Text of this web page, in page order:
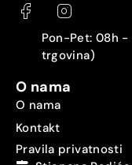
Pon-Pet: 08h -
trgovina)
O nama
O nama
Kontakt
Pravila privatnosti